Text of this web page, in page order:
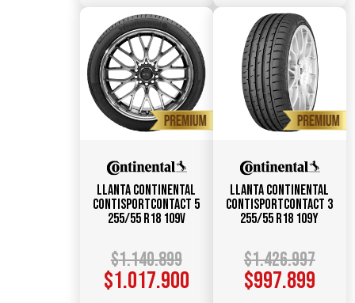
Llanta CONTINENTAL
ContiSportContact 5
255/55 R18 109V
$1.140.899
$1.017.900
Llanta CONTINENTAL
ContiSportContact 3
255/55 R18 109Y
$1.426.997
$997.899